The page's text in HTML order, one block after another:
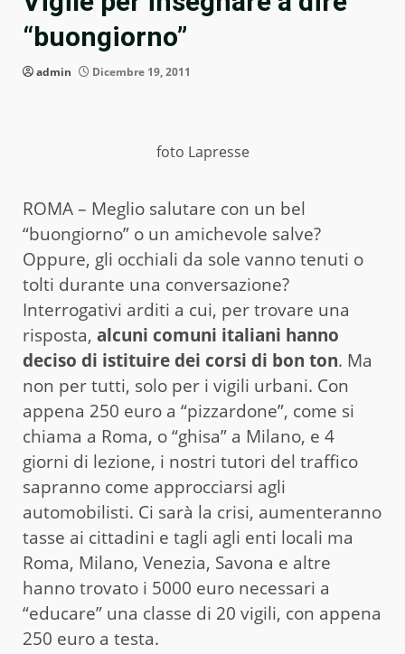
“buongiorno”
admin Dicembre 19, 2011
foto Lapresse
ROMA – Meglio salutare con un bel
“buongiorno” o un amichevole salve?
Oppure, gli occhiali da sole vanno tenuti o
tolti durante una conversazione?
Interrogativi arditi a cui, per trovare una
risposta, alcuni comuni italiani hanno
deciso di istituire dei corsi di bon ton. Ma
non per tutti, solo per i vigili urbani. Con
appena 250 euro a “pizzardone”, come si
chiama a Roma, o “ghisa” a Milano, e 4
giorni di lezione, i nostri tutori del traffico
sapranno come approcciarsi agli
automobilisti. Ci sarà la crisi, aumenteranno
tasse ai cittadini e tagli agli enti locali ma
Roma, Milano, Venezia, Savona e altre
hanno trovato i 5000 euro necessari a
“educare” una classe di 20 vigili, con appena
250 euro a testa.